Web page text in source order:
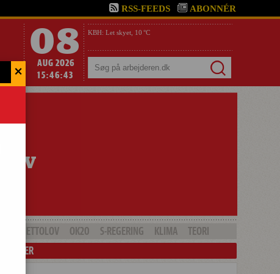
RSS-FEEDS ABONNÉR
08
AUG 2026
15:46:44
KBH: Let skyet, 10 °C
Søg
GHETTOLOV OK20 S-REGERING KLIMA
TEORI
KALENDER
×